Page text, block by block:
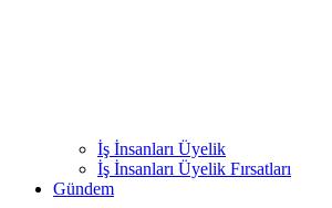
İş İnsanları Üyelik
İş İnsanları Üyelik Fırsatları
Gündem